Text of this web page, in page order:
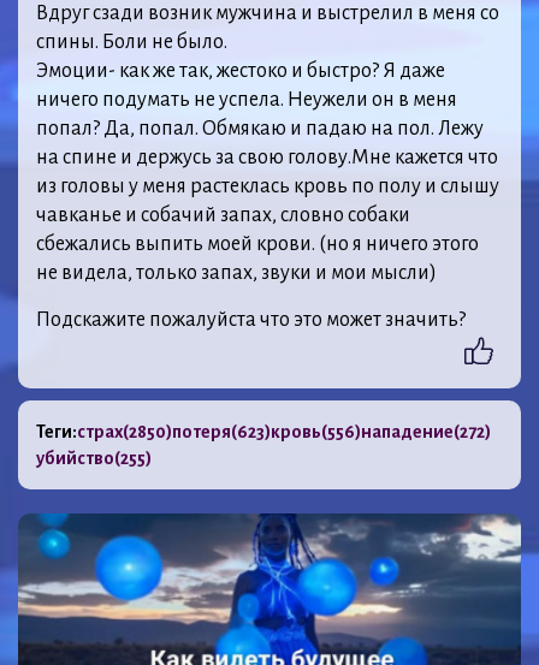
Вдруг сзади возник мужчина и выстрелил в меня со
спины. Боли не было.
Эмоции- как же так, жестоко и быстро? Я даже
ничего подумать не успела. Неужели он в меня
попал? Да, попал. Обмякаю и падаю на пол. Лежу
на спине и держусь за свою голову.Мне кажется что
из головы у меня растеклась кровь по полу и слышу
чавканье и собачий запах, словно собаки
сбежались выпить моей крови. (но я ничего этого
не видела, только запах, звуки и мои мысли)
Подскажите пожалуйста что это может значить?
Теги:страх(2850)потеря(623)кровь(556)нападение(272)
убийство(255)